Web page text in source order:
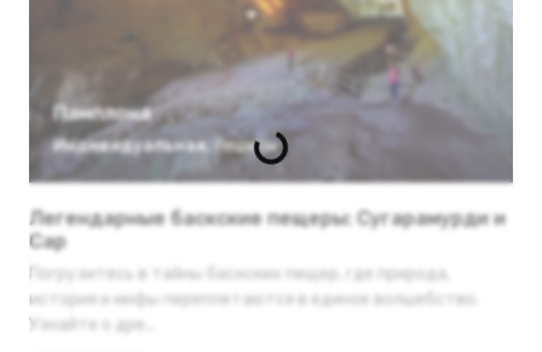
Памплона
Индивидуальная, пешком
Легендарные баскские пещеры: Сугарамурди и
Сар
Погрузитесь в тайны баскских пещер, где природа,
история и мифы переплетаются в единое волшебство.
Узнайте о дре...